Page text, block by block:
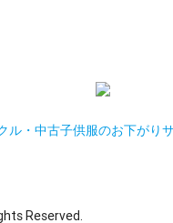
ル・中古子供服のお下がり
Reserved.